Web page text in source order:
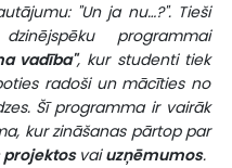
"Un ja nu…?". Tieši
programmai
vadība", kur studenti tiek
radoši un mācīties no
Šī programma ir vairāk
kur zināšanas pārtop par
projektosvaiuzņēmumos.